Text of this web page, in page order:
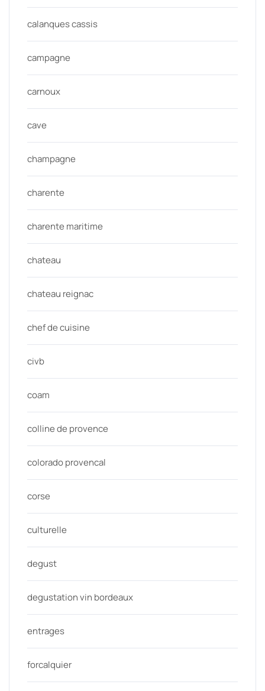
calanques cassis
campagne
carnoux
cave
champagne
charente
charente maritime
chateau
chateau reignac
chef de cuisine
civb
coam
colline de provence
colorado provencal
corse
culturelle
degust
degustation vin bordeaux
entrages
forcalquier